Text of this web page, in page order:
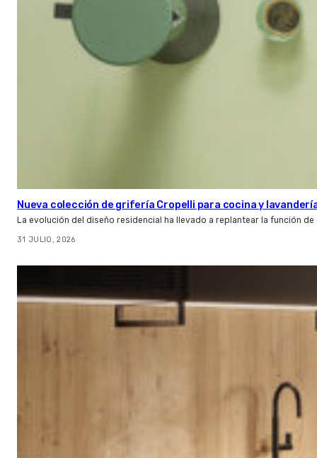
Nueva colección de grifería Cropelli para cocina y
La evolución del diseño residencial ha llevado a replantear la función
31 JULIO, 2026